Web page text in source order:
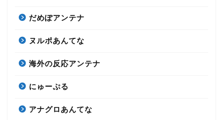
だめぽアンテナ
ヌルポあんてな
海外の反応アンテナ
にゅーぷる
アナグロあんてな